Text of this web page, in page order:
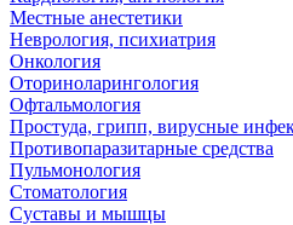
Местные анестетики
Неврология, психиатрия
Онкология
Оториноларингология
Офтальмология
Простуда, грипп, вирусные
Противопаразитарные средства
Пульмонология
Стоматология
Суставы и мышцы